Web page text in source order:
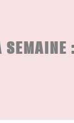
SEMAINE